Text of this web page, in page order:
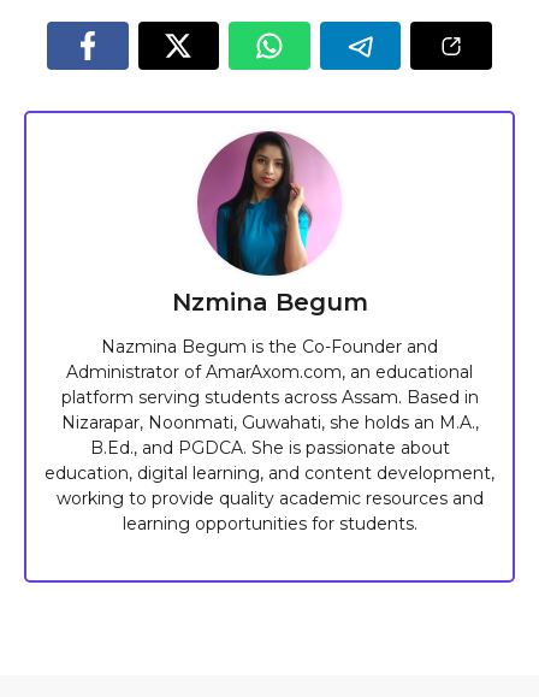
Nzmina Begum
Nazmina Begum is the Co-Founder and
Administrator of AmarAxom.com, an educational
platform serving students across Assam. Based in
Nizarapar, Noonmati, Guwahati, she holds an M.A.,
B.Ed., and PGDCA. She is passionate about
education, digital learning, and content development,
working to provide quality academic resources and
learning opportunities for students.